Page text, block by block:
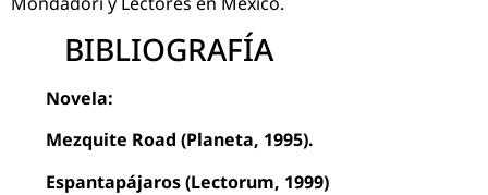
BIBLIOGRAFÍA
Novela:
Mezquite Road (Planeta, 1995).
Espantapájaros (Lectorum, 1999)